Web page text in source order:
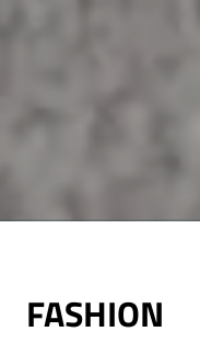
FASHION